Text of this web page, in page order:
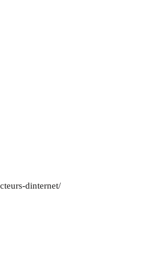
dinternet/